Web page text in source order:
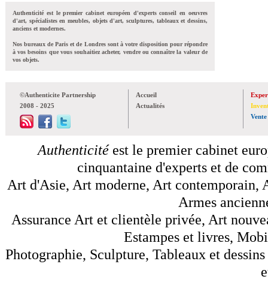
Authenticité est le premier cabinet européen d'experts conseil en oeuvres
d'art, spécialistes en meubles, objets d'art, sculptures, tableaux et dessins,
anciens et modernes.
Nos bureaux de Paris et de Londres sont à votre disposition pour répondre
à vos besoins que vous souhaitiez acheter, vendre ou connaître la valeur de
vos objets.
©Authenticite Partnership
2008 - 2025
Accueil
Actualités
Vente
Authenticitéest le premier cabinet
cinquantaine d'experts et de
Art d'Asie, Art moderne, Art contemporain,
Armes
Assurance Art et clientèle privée, Art
Estampes et livres,
Photographie, Sculpture, Tableaux et